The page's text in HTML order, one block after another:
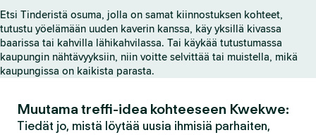
s
s
i
v
u
Etsi Tinderistä osuma, jolla on samat kiinnostuksen kohteet,
tutustu yöelämään uuden kaverin kanssa, käy yksillä kivassa
baarissa tai kahvilla lähikahvilassa. Tai käykää tutustumassa
kaupungin nähtävyyksiin, niin voitte selvittää tai muistella, mikä
kaupungissa on kaikista parasta.
Muutama treffi-idea kohteeseen Kwekwe:
Tiedät jo, mistä löytää uusia ihmisiä parhaiten,